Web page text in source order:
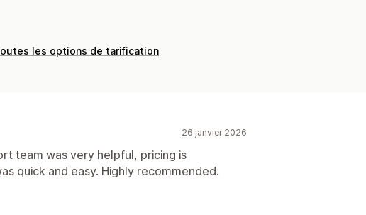
les options de tarification
26 janvier 2026
team was very helpful, pricing is
quick and easy. Highly recommended.